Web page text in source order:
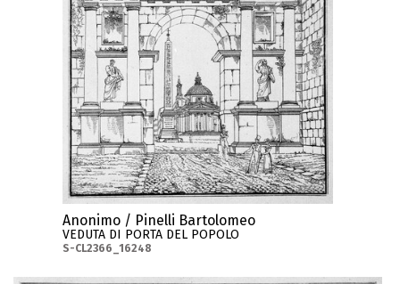
Anonimo / Pinelli Bartolomeo
VEDUTA DI PORTA DEL POPOLO
S-CL2366_16248